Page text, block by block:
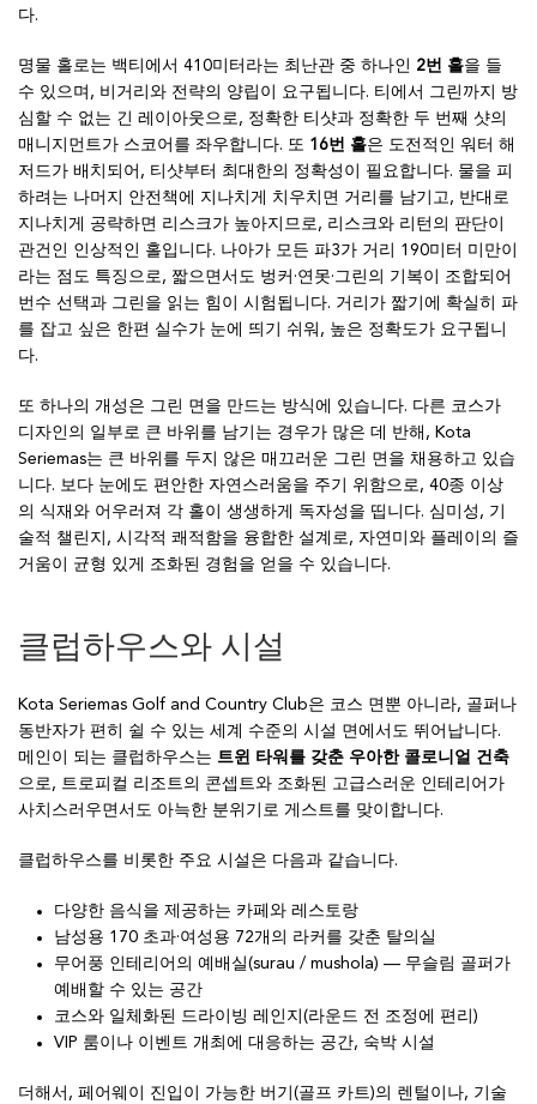
다.
명물 홀로는 백티에서 410미터라는 최난관 중 하나인 2번 홀을 들
수 있으며, 비거리와 전략의 양립이 요구됩니다. 티에서 그린까지 방
심할 수 없는 긴 레이아웃으로, 정확한 티샷과 정확한 두 번째 샷의
매니지먼트가 스코어를 좌우합니다. 또 16번 홀은 도전적인 워터 해
저드가 배치되어, 티샷부터 최대한의 정확성이 필요합니다. 물을 피
하려는 나머지 안전책에 지나치게 치우치면 거리를 남기고, 반대로
지나치게 공략하면 리스크가 높아지므로, 리스크와 리턴의 판단이
관건인 인상적인 홀입니다. 나아가 모든 파3가 거리 190미터 미만이
라는 점도 특징으로, 짧으면서도 벙커·연못·그린의 기복이 조합되어
번수 선택과 그린을 읽는 힘이 시험됩니다. 거리가 짧기에 확실히 파
를 잡고 싶은 한편 실수가 눈에 띄기 쉬워, 높은 정확도가 요구됩니
다.
또 하나의 개성은 그린 면을 만드는 방식에 있습니다. 다른 코스가
디자인의 일부로 큰 바위를 남기는 경우가 많은 데 반해, Kota
Seriemas는 큰 바위를 두지 않은 매끄러운 그린 면을 채용하고 있습
니다. 보다 눈에도 편안한 자연스러움을 주기 위함으로, 40종 이상
의 식재와 어우러져 각 홀이 생생하게 독자성을 띱니다. 심미성, 기
술적 챌린지, 시각적 쾌적함을 융합한 설계로, 자연미와 플레이의 즐
거움이 균형 있게 조화된 경험을 얻을 수 있습니다.
클럽하우스와 시설
Kota Seriemas Golf and Country Club은 코스 면뿐 아니라, 골퍼나
동반자가 편히 쉴 수 있는 세계 수준의 시설 면에서도 뛰어납니다.
메인이 되는 클럽하우스는 트윈 타워를 갖춘 우아한 콜로니얼 건축
으로, 트로피컬 리조트의 콘셉트와 조화된 고급스러운 인테리어가
사치스러우면서도 아늑한 분위기로 게스트를 맞이합니다.
클럽하우스를 비롯한 주요 시설은 다음과 같습니다.
다양한 음식을 제공하는 카페와 레스토랑
남성용 170 초과·여성용 72개의 라커를 갖춘 탈의실
무어풍 인테리어의 예배실(surau / mushola) — 무슬림 골퍼가
예배할 수 있는 공간
코스와 일체화된 드라이빙 레인지(라운드 전 조정에 편리)
VIP 룸이나 이벤트 개최에 대응하는 공간, 숙박 시설
더해서, 페어웨이 진입이 가능한 버기(골프 카트)의 렌털이나, 기술